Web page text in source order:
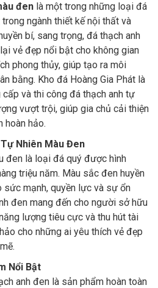
đen là một trong những loại đá
ngành thiết kế nội thất và
bí, sang trọng, đá thạch anh
vẻ đẹp nổi bật cho không gian
phong thủy, giúp tạo ra môi
bằng. Kho đá Hoàng Gia Phát là
và thi công đá thạch anh tự
vượt trội, giúp gia chủ cải thiện
hoàn hảo.
Nhiên Màu Đen
đen là loại đá quý được hình
triệu năm. Màu sắc đen huyền
mạnh, quyền lực và sự ổn
đen mang đến cho người sở hữu
lượng tiêu cực và thu hút tài
cho những ai yêu thích vẻ đẹp
Nổi Bật
anh đen là sản phẩm hoàn toàn